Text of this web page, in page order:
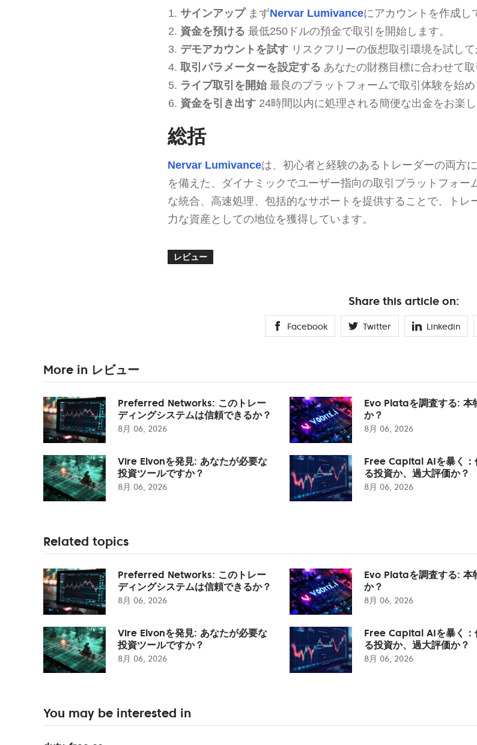
サインアップまずNervar Lumivanceにアカウントを作成し
資金を預ける 最低250ドルの預金で取引を開始します。
デモアカウントを試すリスクフリーの仮想取引環境を試して
取引パラメーターを設定する あなたの財務目標に合わせて
ライブ取引を開始最良のプラットフォームで取引体験を始め
資金を引き出す24時間以内に処理される簡便な出金をお楽し
総括
Nervar Lumivanceは、初心者と経験のあるトレーダーの両方
を備えた、ダイナミックでユーザー指向の取引プラットフォー
な統合、高速処理、包括的なサポートを提供することで、トレ
力な資産としての地位を獲得しています。
レビュー
Share this article on:
Facebook Twitter Linkedin
More in レビュー
Preferred Networks: このトレー
ディングシステムは信頼できるか？
8月 06, 2026
Evo Plataを調査する: 本
か？
8月 06, 2026
Vire Elvonを発見: あなたが必要な
投資ツールですか？
8月 06, 2026
Free Capital AIを暴く：
る投資か、過大評価か？
8月 06, 2026
Related topics
Preferred Networks: このトレー
ディングシステムは信頼できるか？
8月 06, 2026
Evo Plataを調査する: 本
か？
8月 06, 2026
Vire Elvonを発見: あなたが必要な
投資ツールですか？
8月 06, 2026
Free Capital AIを暴く：
る投資か、過大評価か？
8月 06, 2026
You may be interested in